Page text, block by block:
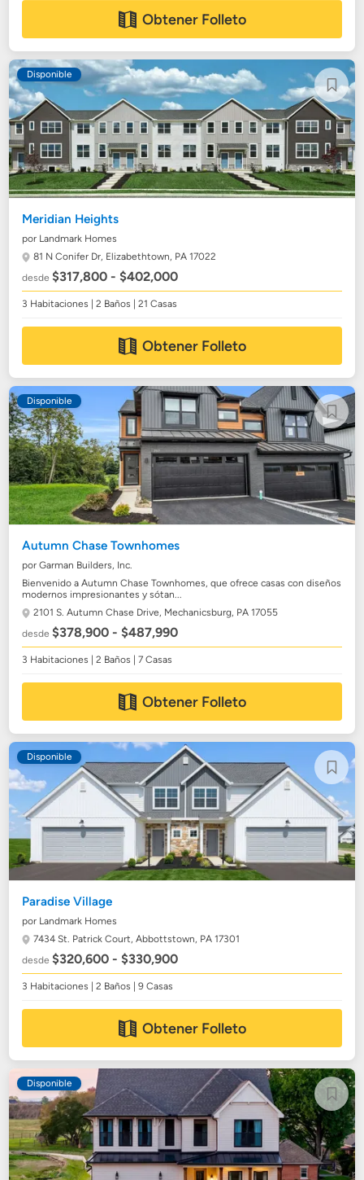
Obtener Folleto
Disponible
Meridian Heights
por Landmark Homes
81 N Conifer Dr, Elizabethtown, PA 17022
desde$317,800 - $402,000
3 Habitaciones | 2 Baños | 21 Casas
Obtener Folleto
Disponible
Autumn Chase Townhomes
por Garman Builders, Inc.
Bienvenido a Autumn Chase Townhomes, que ofrece casas con diseños
modernos impresionantes y sótan...
2101 S. Autumn Chase Drive, Mechanicsburg, PA 17055
desde$378,900 - $487,990
3 Habitaciones | 2 Baños | 7 Casas
Obtener Folleto
Disponible
Paradise Village
por Landmark Homes
7434 St. Patrick Court,Abbottstown, PA 17301
desde$320,600 - $330,900
3 Habitaciones | 2 Baños | 9 Casas
Obtener Folleto
Disponible